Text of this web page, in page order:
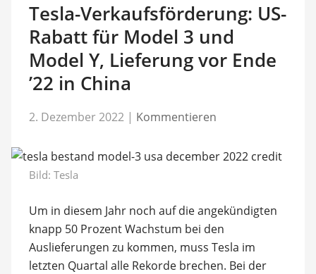
Tesla-Verkaufsförderung: US-
Rabatt für Model 3 und
Model Y, Lieferung vor Ende
’22 in China
2. Dezember 2022 | Kommentieren
Bild: Tesla
Um in diesem Jahr noch auf die angekündigten
knapp 50 Prozent Wachstum bei den
Auslieferungen zu kommen, muss Tesla im
letzten Quartal alle Rekorde brechen. Bei der